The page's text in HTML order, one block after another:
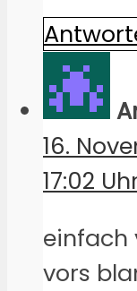
16.
17:02
einfach
vors